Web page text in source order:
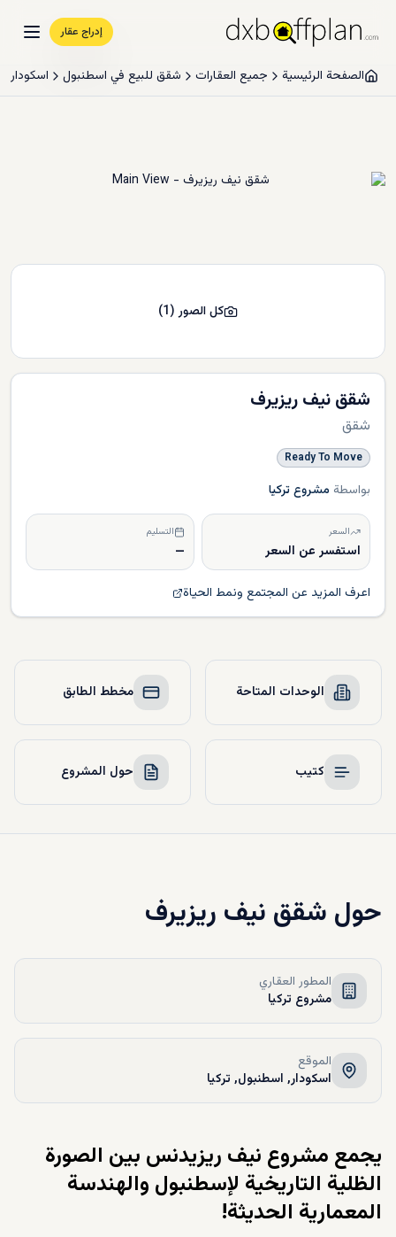
إدراج عقار
الصفحة الرئيسية جميع العقارات شقق للبيع في اسطنبول اسکودار
شقق نيف ريزيرف
شقق
Ready To Move
بواسطة مشروع تركيا
السعر
استفسر عن السعر
التسليم
—
اعرف المزيد عن المجتمع ونمط الحياة
كل الصور(
1
)
الوحدات المتاحة مخطط الطابق
كتيب حول المشروع
حول شقق نيف ريزيرف
المطور العقاري
مشروع تركيا
الموقع
اسکودار, اسطنبول, تركيا
يجمع مشروع نيف ريزيدنس بين الصورة
الظلية التاريخية لإسطنبول والهندسة
المعمارية الحديثة!